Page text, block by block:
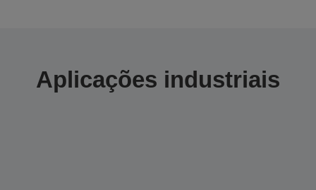
Aplicações industriais